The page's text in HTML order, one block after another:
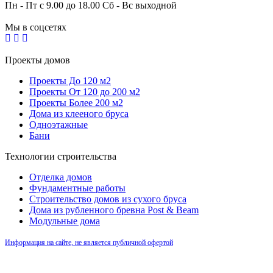
Пн - Пт с 9.00 до 18.00 Сб - Вс выходной
Мы в соцсетях
Проекты домов
Проекты До 120 м2
Проекты От 120 до 200 м2
Проекты Более 200 м2
Дома из клееного бруса
Одноэтажные
Бани
Технологии строительства
Отделка домов
Фундаментные работы
Строительство домов из сухого бруса
Дома из рубленного бревна Post & Beam
Модульные дома
Информация на сайте, не является публичной офертой